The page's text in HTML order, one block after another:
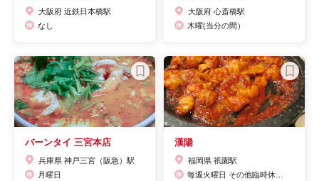
大阪府 近鉄日本橋駅
なし
大阪府 心斎橋駅
木曜(当分の間）
バーンタイ 三宮本店
兵庫県 神戸三宮（阪急）駅
月曜日
漢陽
福岡県 祇園駅